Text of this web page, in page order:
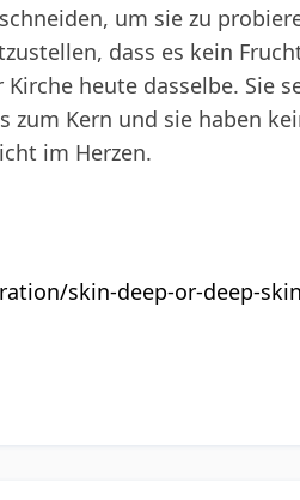
um sie zu
dass es kein
heute dasselbe. Sie
zum Kern und sie haben
im Herzen.
skin-deep-or-deep-